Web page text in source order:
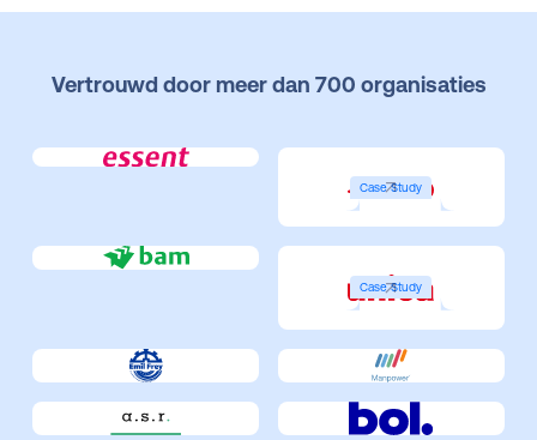
Vertrouwd door meer dan 700 organisaties
Case Study
Case Study